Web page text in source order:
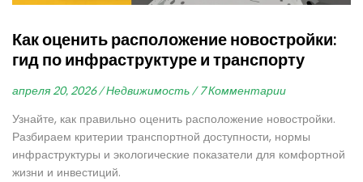
Как оценить расположение новостройки:
гид по инфраструктуре и транспорту
апреля 20, 2026 / Недвижимость / 7 Комментарии
Узнайте, как правильно оценить расположение новостройки.
Разбираем критерии транспортной доступности, нормы
инфраструктуры и экологические показатели для комфортной
жизни и инвестиций.